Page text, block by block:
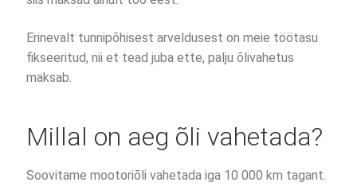
Erinevalt tunnipõhisest arveldusest on meie töötasu
fikseeritud, nii et tead juba ette, palju õlivahetus
maksab.
Millal on aeg õli vahetada?
Soovitame mootoriõli vahetada iga 10 000 km tagant.